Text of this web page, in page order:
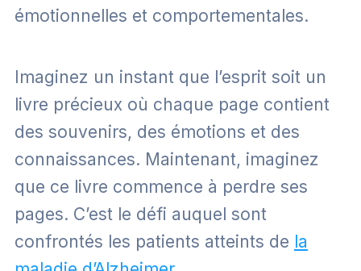
émotionnelles et comportementales.
Imaginez un instant que l’esprit soit un
livre précieux où chaque page contient
des souvenirs, des émotions et des
connaissances. Maintenant, imaginez
que ce livre commence à perdre ses
pages. C’est le défi auquel sont
confrontés les patients atteints de la